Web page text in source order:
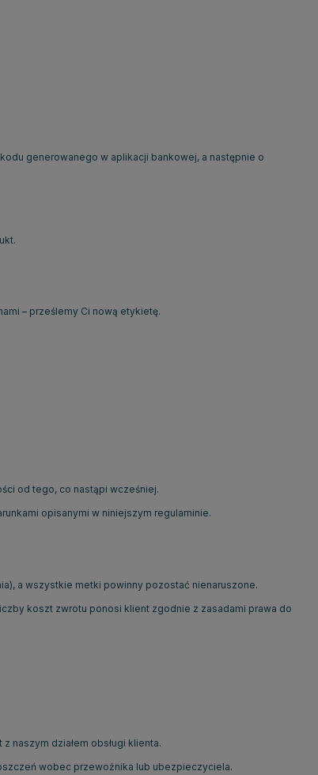
generowanego w aplikacji bankowej, a następnie o
– prześlemy Ci nową etykietę.
od tego, co nastąpi wcześniej.
opisanymi w niniejszym regulaminie.
a wszystkie metki powinny pozostać nienaruszone.
koszt zwrotu ponosi klient zgodnie z zasadami prawa do
naszym działem obsługi klienta.
wobec przewoźnika lub ubezpieczyciela.